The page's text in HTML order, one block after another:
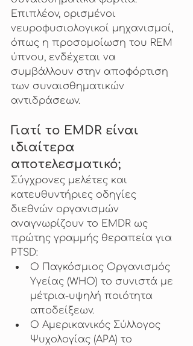
Επιπλέον, ορισμένοι
νευροφυσιολογικοί μηχανισμοί,
όπως η προσομοίωση του REM
ύπνου, ενδέχεται να
συμβάλλουν στην αποφόρτιση
των συναισθηματικών
αντιδράσεων.
Γιατί το EMDR είναι
ιδιαίτερα
αποτελεσματικό;
Σύγχρονες μελέτες και
κατευθυντήριες οδηγίες
διεθνών οργανισμών
αναγνωρίζουν το EMDR ως
πρώτης γραμμής θεραπεία για
PTSD:
Ο Παγκόσμιος Οργανισμός
Υγείας (WHO) το συνιστά με
μέτρια-υψηλή ποιότητα
αποδείξεων.
Ο Αμερικανικός Σύλλογος
Ψυχολογίας (APA) το